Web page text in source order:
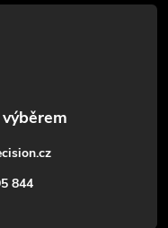
844